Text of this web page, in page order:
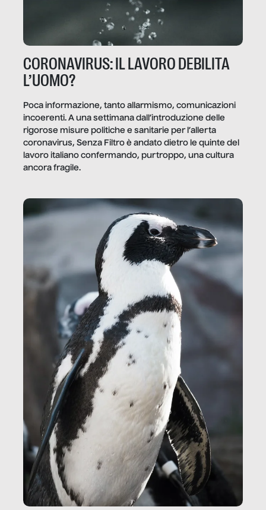
CORONAVIRUS: IL LAVORO DEBILITA
L’UOMO?
Poca informazione, tanto allarmismo, comunicazioni
incoerenti. A una settimana dall’introduzione delle
rigorose misure politiche e sanitarie per l’allerta
coronavirus, Senza Filtro è andato dietro le quinte del
lavoro italiano confermando, purtroppo, una cultura
ancora fragile.